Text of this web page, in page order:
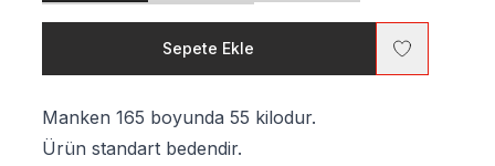
Sepete Ekle
Manken 165 boyunda 55 kilodur.
Ürün standart bedendir.